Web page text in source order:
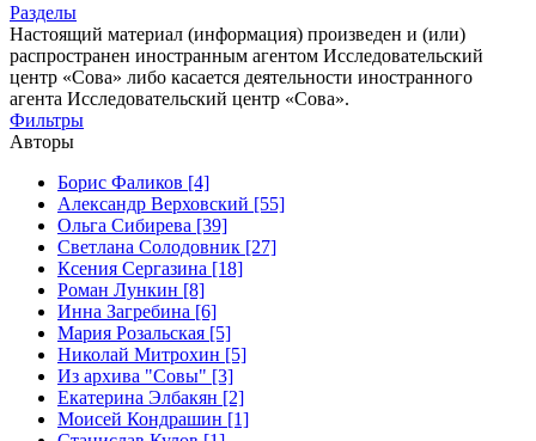
Разделы
Настоящий материал (информация) произведен и (или)
распространен иностранным агентом Исследовательский
центр «Сова» либо касается деятельности иностранного
агента Исследовательский центр «Сова».
Фильтры
Авторы
Борис Фаликов [4]
Александр Верховский [55]
Ольга Сибирева [39]
Светлана Солодовник [27]
Ксения Сергазина [18]
Роман Лункин [8]
Инна Загребина [6]
Мария Розальская [5]
Николай Митрохин [5]
Из архива "Совы" [3]
Екатерина Элбакян [2]
Моисей Кондрашин [1]